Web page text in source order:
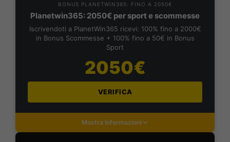
BONUS PLANETWIN365: FINO A 2050€
Planetwin365: 2050€ per sport e scommesse
Iscrivendoti a PlanetWin365 ricevi: 100% fino a 2000€
in Bonus Scommesse + 100% fino a 50€ in Bonus
Sport
2050€
VERIFICA
Mostra Informazioni